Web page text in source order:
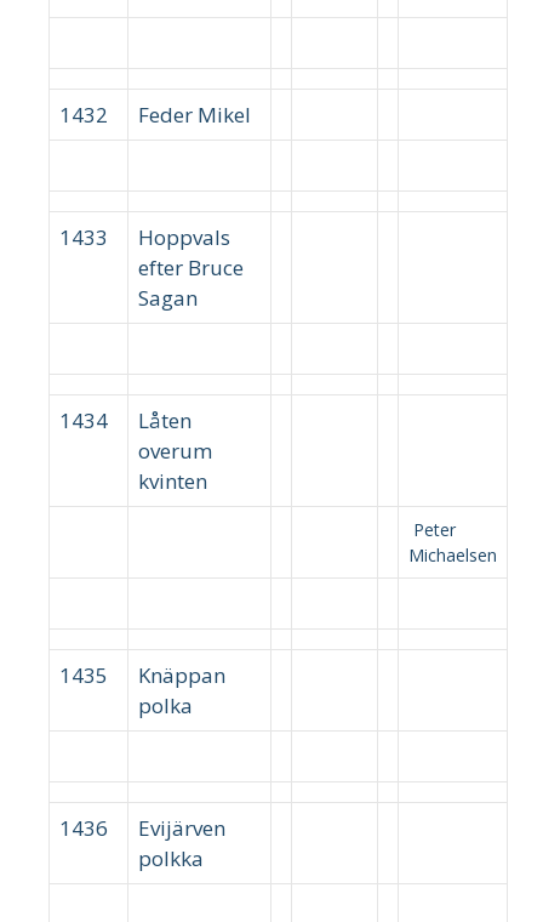
1432 Feder Mikel
1433
Hoppvals
efter Bruce
Sagan
1434
Låten
overum
kvinten
Peter
Michaelsen
1435
Knäppan
polka
1436
Evijärven
polkka